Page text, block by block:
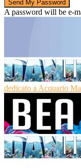
A password will be e-
dedicato a Acquario